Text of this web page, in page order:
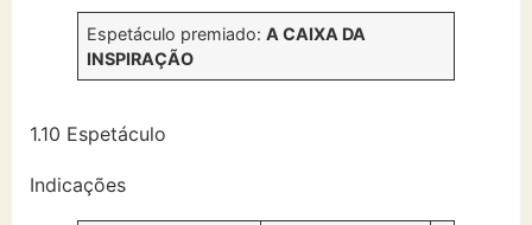
Espetáculo premiado:A CAIXA DA
INSPIRAÇÃO
1.10 Espetáculo
Indicações